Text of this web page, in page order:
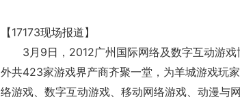
【17173现场报道】
3月9日，2012广州国际网络及数字互动游
外共423家游戏界产商齐聚一堂，为羊城游戏玩
络游戏、数字互动游戏、移动网络游戏、动漫与